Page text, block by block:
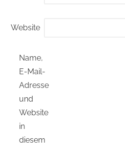
Website
Name,
E-Mail-
Adresse
und
Website
in
diesem